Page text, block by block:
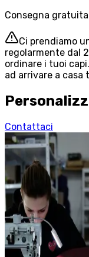
Consegna
Ci prendiamo
regolarmente dal
ordinare i tuoi
ad arrivare a casa
Contattaci